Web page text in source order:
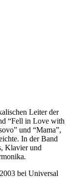
Leiter der
“Fell in Love with
und “Mama”,
In der Band
Klavier und
bei Universal